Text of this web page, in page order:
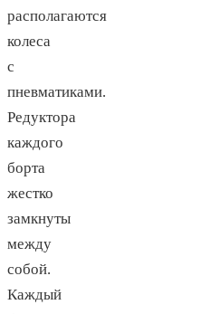
располагаются
колеса
с
пневматиками.
Редуктора
каждого
борта
жестко
замкнуты
между
собой.
Каждый